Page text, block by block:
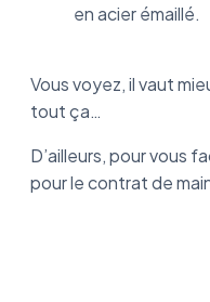
en acier émaillé.
Vous voyez, il vaut
tout ça…
D’ailleurs, pour vous
pour le contrat de